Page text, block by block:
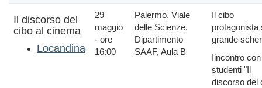
Il discorso del
cibo al cinema
Locandina
29
maggio
- ore
16:00
Palermo, Viale
delle Scienze,
Dipartimento
SAAF, Aula B
Il cibo
protagonista
grande
Iincontro
studenti "Il
discorso del